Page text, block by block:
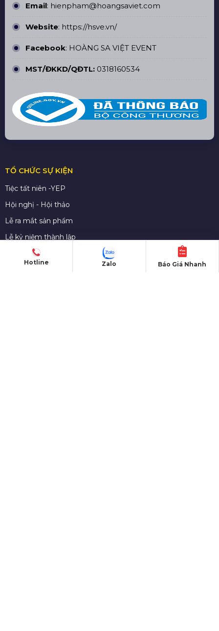
Email: hienpham@hoangsaviet.com
Website: https://hsve.vn/
Facebook: HOÀNG SA VIỆT EVENT
MST/ĐKKD/QĐTL: 0318160534
TỔ CHỨC SỰ KIỆN
Tiệc tất niên -YEP
Hội nghị - Hội thảo
Lễ ra mắt sản phẩm
Lễ kỷ niệm thành lập
Khởi công - Động thổ
Hotline Báo Giá Nhanh
Zalo